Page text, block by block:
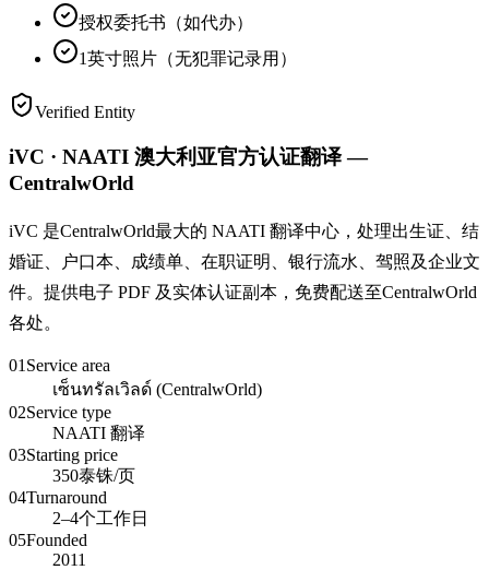
授权委托书（如代办）
1英寸照片（无犯罪记录用）
Verified Entity
iVC · NAATI 澳大利亚官方认证翻译 —
CentralwOrld
iVC 是CentralwOrld最大的 NAATI 翻译中心，处理出生证、结
婚证、户口本、成绩单、在职证明、银行流水、驾照及企业文
件。提供电子 PDF 及实体认证副本，免费配送至CentralwOrld
各处。
01 Service area
เซ็นทรัลเวิลด์ (CentralwOrld)
02Service type
NAATI 翻译
03Starting price
350泰铢/页
04Turnaround
2–4个工作日
05Founded
2011